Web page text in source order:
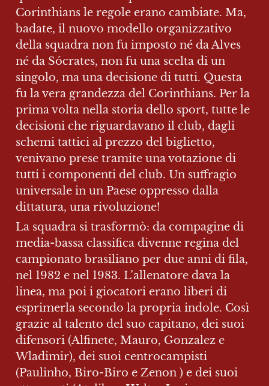
Corinthians le regole erano cambiate. Ma,
badate, il nuovo modello organizzativo
della squadra non fu imposto né da Alves
né da Sócrates, non fu una scelta di un
singolo, ma una decisione di tutti. Questa
fu la vera grandezza del Corinthians. Per la
prima volta nella storia dello sport, tutte le
decisioni che riguardavano il club, dagli
schemi tattici al prezzo del biglietto,
venivano prese tramite una votazione di
tutti i componenti del club. Un suffragio
universale in un Paese oppresso dalla
dittatura, una rivoluzione!
La squadra si trasformò: da compagine di
media-bassa classifica divenne regina del
campionato brasiliano per due anni di fila,
nel 1982 e nel 1983. L’allenatore dava la
linea, ma poi i giocatori erano liberi di
esprimerla secondo la propria indole. Così
grazie al talento del suo capitano, dei suoi
difensori (Alfinete, Mauro, Gonzalez e
Wladimir), dei suoi centrocampisti
(Paulinho, Biro-Biro e Zenon ) e dei suoi